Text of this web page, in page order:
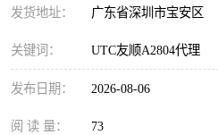
发货地址： 广东省深圳市宝安区
关键词： UTC友顺A2804代理
发布日期： 2026-08-06
阅 读 量： 73